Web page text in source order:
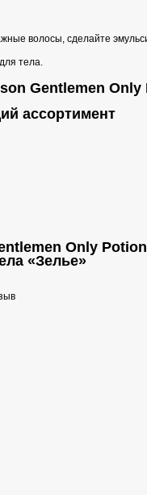
волосы, сделайте
тела.
Gentlemen
ассортимент
Only
«Зелье»